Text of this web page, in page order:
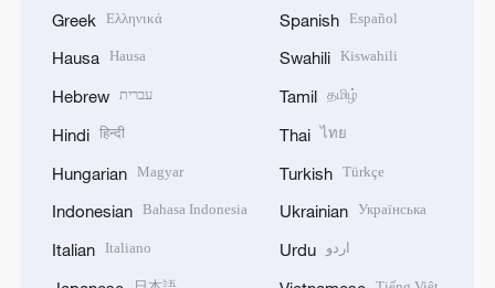
Greek Ελληνικά
Hausa Hausa
Hebrew עברית
Hindi हिन्दी
Hungarian Magyar
Indonesian Bahasa Indonesia
Italian Italiano
Spanish Español
Swahili Kiswahili
Tamil தமிழ்
Thai ไทย
Turkish Türkçe
Ukrainian Українська
Urdu اردو